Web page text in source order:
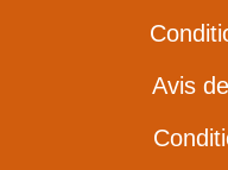
o
o
-
f
g
r
m
Avis